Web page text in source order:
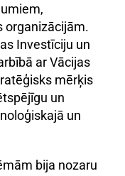
organizācijām.
Investīciju un
ar Vācijas
mērķis
un
un
bija nozaru